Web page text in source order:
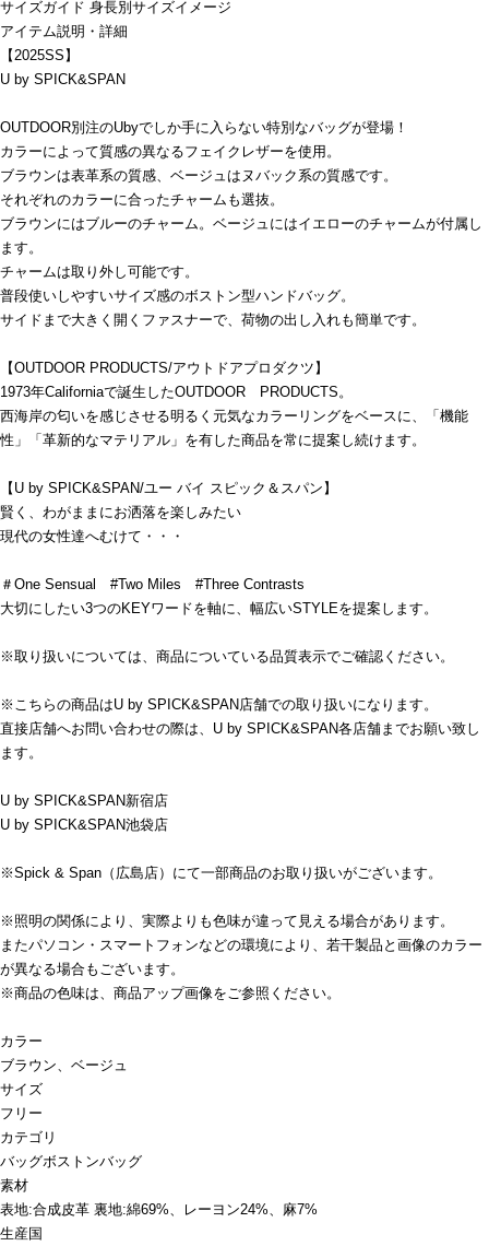
サイズガイド 身長別サイズイメージ
アイテム説明・詳細
【2025SS】
U by SPICK&SPAN
OUTDOOR別注のUbyでしか手に入らない特別なバッグが登場！
カラーによって質感の異なるフェイクレザーを使用。
ブラウンは表革系の質感、ベージュはヌバック系の質感です。
それぞれのカラーに合ったチャームも選抜。
ブラウンにはブルーのチャーム。ベージュにはイエローのチャームが付属し
ます。
チャームは取り外し可能です。
普段使いしやすいサイズ感のボストン型ハンドバッグ。
サイドまで大きく開くファスナーで、荷物の出し入れも簡単です。
【OUTDOOR PRODUCTS/アウトドアプロダクツ】
1973年Californiaで誕生したOUTDOOR PRODUCTS。
西海岸の匂いを感じさせる明るく元気なカラーリングをベースに、「機能
性」「革新的なマテリアル」を有した商品を常に提案し続けます。
【U by SPICK&SPAN/ユー バイ スピック＆スパン】
賢く、わがままにお洒落を楽しみたい
現代の女性達へむけて・・・
＃One Sensual #Two Miles #Three Contrasts
大切にしたい3つのKEYワードを軸に、幅広いSTYLEを提案します。
※取り扱いについては、商品についている品質表示でご確認ください。
※こちらの商品はU by SPICK&SPAN店舗での取り扱いになります。
直接店舗へお問い合わせの際は、U by SPICK&SPAN各店舗までお願い致し
ます。
U by SPICK&SPAN新宿店
U by SPICK&SPAN池袋店
※Spick & Span（広島店）にて一部商品のお取り扱いがございます。
※照明の関係により、実際よりも色味が違って見える場合があります。
またパソコン・スマートフォンなどの環境により、若干製品と画像のカラー
が異なる場合もございます。
※商品の色味は、商品アップ画像をご参照ください。
カラー
ブラウン、ベージュ
サイズ
フリー
カテゴリ
バッグボストンバッグ
素材
表地:合成皮革 裏地:綿69%、レーヨン24%、麻7%
生産国